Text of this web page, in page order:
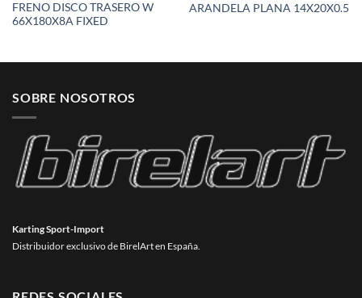
FRENO DISCO TRASERO W
66X180X8A FIXED
ARANDELA PLANA 14X20X0.5
SOBRE NOSOTROS
Karting Sport-Import
Distribuidor exclusivo de BirelArt en España.